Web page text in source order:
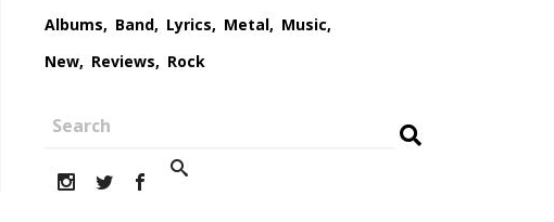
Albums Band Lyrics Metal
Music
New
Reviews Rock